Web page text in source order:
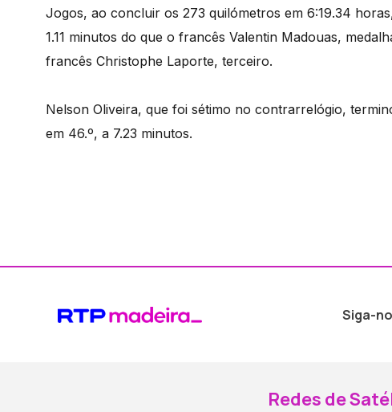
Jogos, ao concluir os 273 quilómetros em 6:19.34
1.11 minutos do que o francês Valentin Madouas,
francês Christophe Laporte, terceiro.
Nelson Oliveira, que foi sétimo no contrarrelógio,
em 46.º, a 7.23 minutos.
Siga-
Redes de